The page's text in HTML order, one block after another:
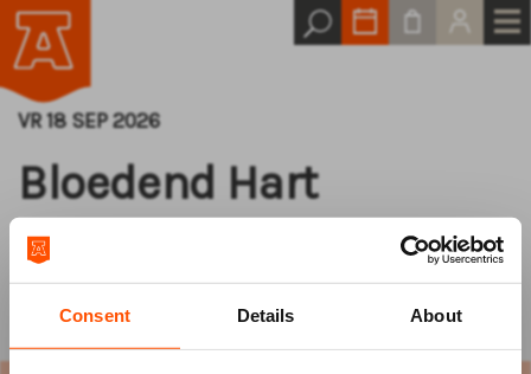
Consent Details About
VR 18 SEP 2026
Bloedend Hart
een Ode aan de Dijk